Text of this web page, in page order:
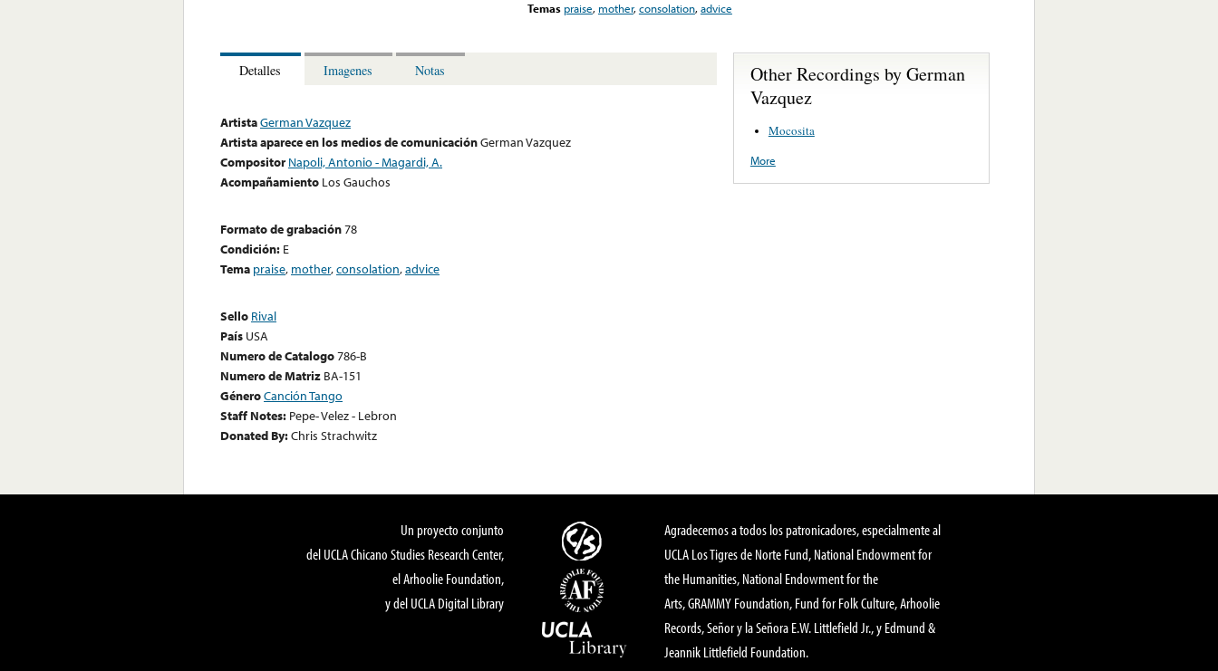
Temas praise, mother,consolation,advice
Detalles Imagenes Notas
ArtistaGerman Vazquez
Artista aparece en los medios de comunicaciónGerman Vazquez
Compositor Napoli, Antonio - Magardi, A.
Acompañamiento Los Gauchos
Formato de grabación78
Condición: E
Tema praise, mother,consolation,advice
Sello Rival
País USA
Numero de Catalogo786-B
Numero de Matriz BA-151
GéneroCanción Tango
Staff Notes: Pepe- Velez - Lebron
Donated By:Chris Strachwitz
Other Recordings by German
Vazquez
Mocosita
More
Un proyecto conjunto
del UCLA Chicano Studies Research Center,
el Arhoolie Foundation,
y del UCLA Digital Library
Agradecemos a todos los patronicadores, especialmente al
UCLA Los Tigres de Norte Fund, National Endowment for
the Humanities, National Endowment for the
Arts, GRAMMY Foundation, Fund for Folk Culture, Arhoolie
Records, Señor y la Señora E.W. Littlefield Jr., y Edmund &
Jeannik Littlefield Foundation.